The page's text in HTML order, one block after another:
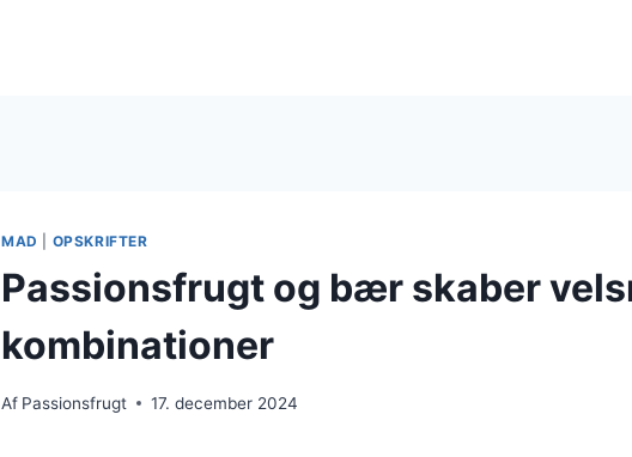
MAD OPSKRIFTER
Passionsfrugt og bær skaber
kombinationer
Af Passionsfrugt 17. december 2024